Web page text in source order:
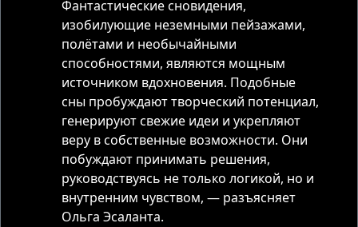
Фантастические сновидения,
изобилующие неземными пейзажами,
полётами и необычайными
способностями, являются мощным
источником вдохновения. Подобные
сны пробуждают творческий потенциал,
генерируют свежие идеи и укрепляют
веру в собственные возможности. Они
побуждают принимать решения,
руководствуясь не только логикой, но и
внутренним чувством, — разъясняет
Ольга Эсаланта.